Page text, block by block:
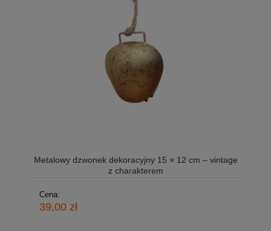
Metalowy dzwonek dekoracyjny 15 × 12 cm – vintage
z charakterem
Cena:
39,00 zł